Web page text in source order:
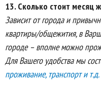
13.Сколько стоит месяц
Зависит от города и
квартиры/общежития, в
городе – вполне можно
Для Вашего удобства мы
проживание, транспорт и